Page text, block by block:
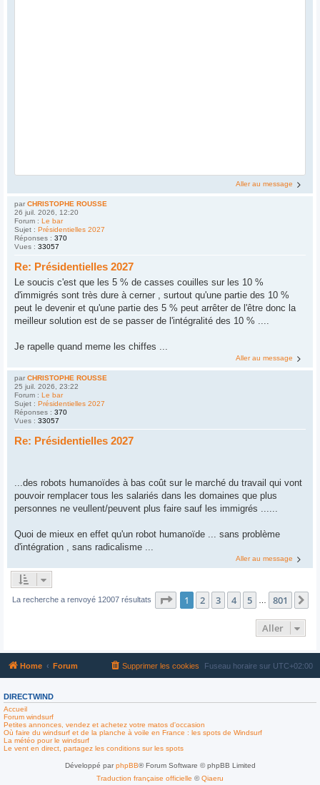
Aller au message
par CHRISTOPHE ROUSSE
26 juil. 2026, 12:20
Forum : Le bar
Sujet : Présidentielles 2027
Réponses : 370
Vues : 33057
Re: Présidentielles 2027
Le soucis c'est que les 5 % de casses couilles sur les 10 %
d'immigrés sont très dure à cerner , surtout qu'une partie des 10 %
peut le devenir et qu'une partie des 5 % peut arrêter de l'être donc la
meilleur solution est de se passer de l'intégralité des 10 % ....
Je rapelle quand meme les chiffes ...
Aller au message
par CHRISTOPHE ROUSSE
25 juil. 2026, 23:22
Forum : Le bar
Sujet : Présidentielles 2027
Réponses : 370
Vues : 33057
Re: Présidentielles 2027
...des robots humanoïdes à bas coût sur le marché du travail qui vont
pouvoir remplacer tous les salariés dans les domaines que plus
personnes ne veullent/peuvent plus faire sauf les immigrés ......
Quoi de mieux en effet qu'un robot humanoïde ... sans problème
d'intégration , sans radicalisme ...
Aller au message
La recherche a renvoyé 12007 résultats Page 1sur801
1 2 3 4 5 801
Aller
Home Forum Fuseau horaire sur UTC+02:00
Supprimer les cookies
DIRECTWIND
Accueil
Forum windsurf
Petites annonces, vendez et achetez votre matos d'occasion
Où faire du windsurf et de la planche à voile en France : les spots de Windsurf
La météo pour le windsurf
Le vent en direct, partagez les conditions sur les spots
Développé parphpBB® Forum Software © phpBB Limited
Traduction française officielle ©Qiaeru